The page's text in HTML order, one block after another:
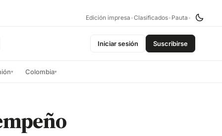
Edición impresa •Clasificados• Pauta •
Iniciar sesión Suscribirse
▾ Colombia▾